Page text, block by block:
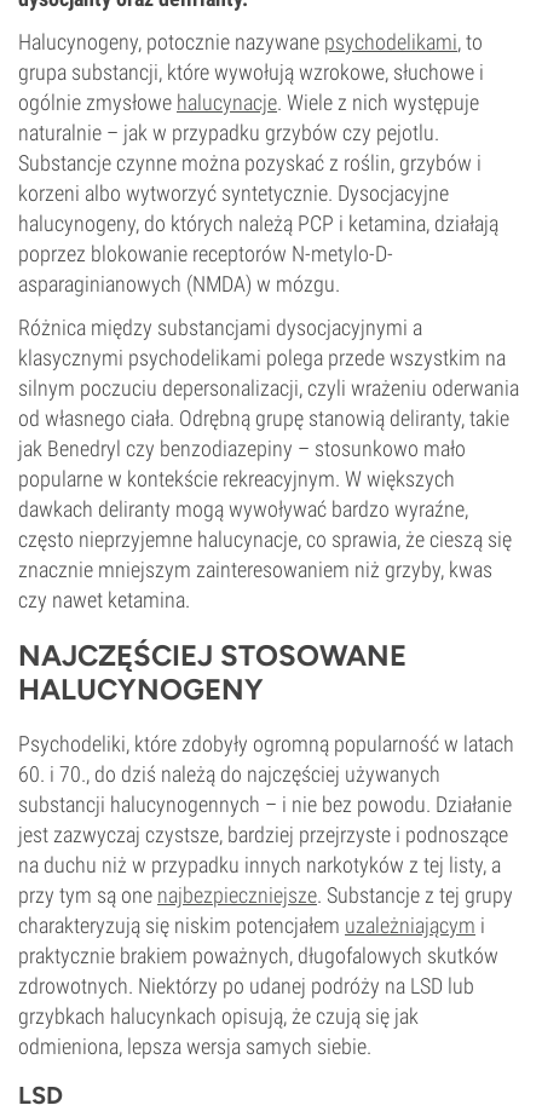
Halucynogeny, potocznie nazywane psychodelikami, to
grupa substancji, które wywołują wzrokowe, słuchowe i
ogólnie zmysłowe halucynacje. Wiele z nich występuje
naturalnie – jak w przypadku grzybów czy pejotlu.
Substancje czynne można pozyskać z roślin, grzybów i
korzeni albo wytworzyć syntetycznie. Dysocjacyjne
halucynogeny, do których należą PCP i ketamina, działają
poprzez blokowanie receptorów N-metylo-D-
asparaginianowych (NMDA) w mózgu.
Różnica między substancjami dysocjacyjnymi a
klasycznymi psychodelikami polega przede wszystkim na
silnym poczuciu depersonalizacji, czyli wrażeniu oderwania
od własnego ciała. Odrębną grupę stanowią deliranty, takie
jak Benedryl czy benzodiazepiny – stosunkowo mało
popularne w kontekście rekreacyjnym. W większych
dawkach deliranty mogą wywoływać bardzo wyraźne,
często nieprzyjemne halucynacje, co sprawia, że cieszą się
znacznie mniejszym zainteresowaniem niż grzyby, kwas
czy nawet ketamina.
NAJCZĘŚCIEJ STOSOWANE
HALUCYNOGENY
Psychodeliki, które zdobyły ogromną popularność w latach
60. i 70., do dziś należą do najczęściej używanych
substancji halucynogennych – i nie bez powodu. Działanie
jest zazwyczaj czystsze, bardziej przejrzyste i podnoszące
na duchu niż w przypadku innych narkotyków z tej listy, a
przy tym są one najbezpieczniejsze. Substancje z tej grupy
charakteryzują się niskim potencjałem uzależniającym i
praktycznie brakiem poważnych, długofalowych skutków
zdrowotnych. Niektórzy po udanej podróży na LSD lub
grzybkach halucynkach opisują, że czują się jak
odmieniona, lepsza wersja samych siebie.
LSD